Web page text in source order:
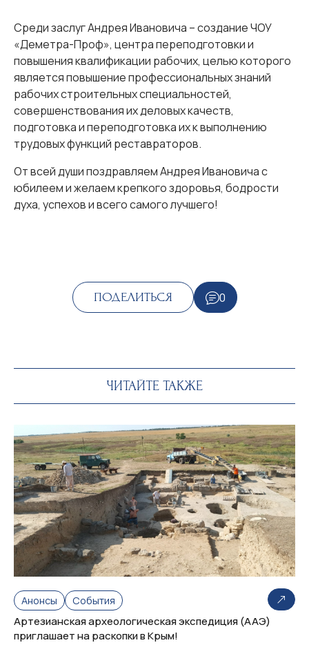
Среди заслуг Андрея Ивановича – создание ЧОУ
«Деметра-Проф», центра переподготовки и
повышения квалификации рабочих, целью которого
является повышение профессиональных знаний
рабочих строительных специальностей,
совершенствования их деловых качеств,
подготовка и переподготовка их к выполнению
трудовых функций реставраторов.
От всей души поздравляем Андрея Ивановича с
юбилеем и желаем крепкого здоровья, бодрости
духа, успехов и всего самого лучшего!
ПОДЕЛИТЬСЯ 0
ЧИТАЙТЕ ТАКЖЕ
Анонсы События
Артезианская археологическая экспедиция (ААЭ)
приглашает на раскопки в Крым!